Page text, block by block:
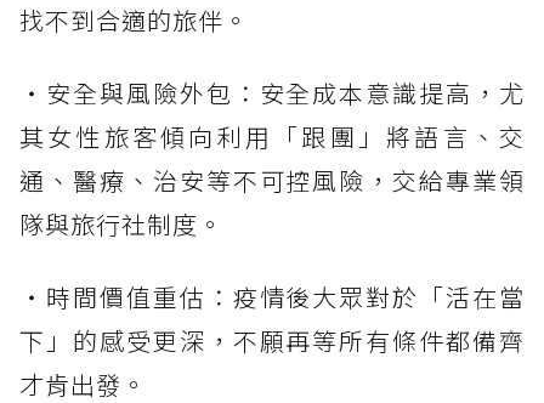
找不到合適的旅伴。
・安全與風險外包：安全成本意識提高，尤
其女性旅客傾向利用「跟團」將語言、交
通、醫療、治安等不可控風險，交給專業領
隊與旅行社制度。
・時間價值重估：疫情後大眾對於「活在當
下」的感受更深，不願再等所有條件都備齊
才肯出發。